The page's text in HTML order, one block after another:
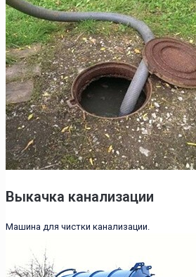
Выкачка канализации
Машина для чистки канализации.